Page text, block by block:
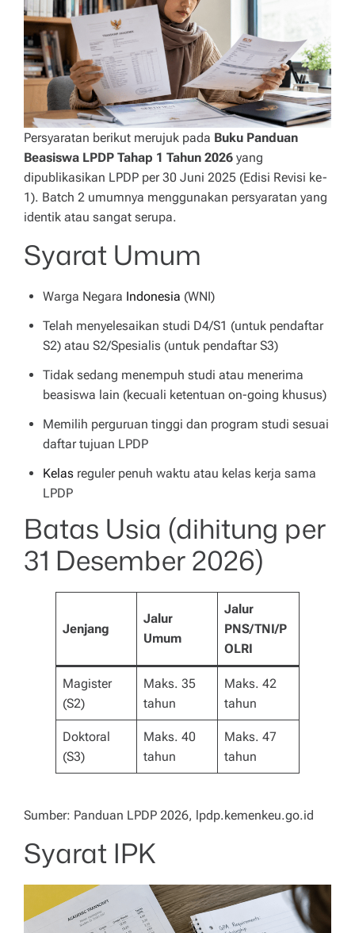
Persyaratan berikut merujuk pada Buku Panduan
Beasiswa LPDP Tahap 1 Tahun 2026 yang
dipublikasikan LPDP per 30 Juni 2025 (Edisi Revisi ke-
1). Batch 2 umumnya menggunakan persyaratan yang
identik atau sangat serupa.
Syarat Umum
Warga Negara Indonesia (WNI)
Telah menyelesaikan studi D4/S1 (untuk pendaftar
S2) atau S2/Spesialis (untuk pendaftar S3)
Tidak sedang menempuh studi atau menerima
beasiswa lain (kecuali ketentuan on-going khusus)
Memilih perguruan tinggi dan program studi sesuai
daftar tujuan LPDP
Kelas reguler penuh waktu atau kelas kerja sama
LPDP
Batas Usia (dihitung per
31 Desember 2026)
Jenjang
Jalur
Umum
Jalur
PNS/TNI/P
OLRI
Magister
(S2)
Maks. 35
tahun
Maks. 42
tahun
Doktoral
(S3)
Maks. 40
tahun
Maks. 47
tahun
Sumber: Panduan LPDP 2026, lpdp.kemenkeu.go.id
Syarat IPK